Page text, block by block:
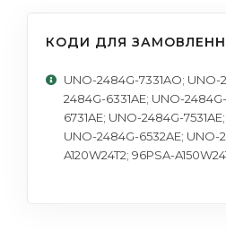
КОДИ ДЛЯ
UNO-2484G-7331AO; UNO-
2484G-6331AE; UNO-
6731AE; UNO-2484G-
UNO-2484G-6532AE; UNO-
A120W24T2; 96PSA-